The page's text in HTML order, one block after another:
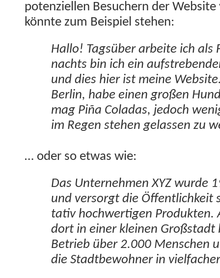
poten­ziellen Besuch­ern der
kön­nte zum Beispiel stehen:
Hal­lo! Tagsüber arbeite ich als
nachts bin ich ein
und dies hier ist meine
Berlin, habe einen großen
mag Piña Coladas, jedoch
im Regen ste­hen gelassen zu
… oder so etwas wie:
Das Unternehmen XYZ wurde
und ver­sorgt die
ta­tiv hochw­er­ti­gen Pro­duk­ten.
dort in ein­er kleinen Großs­tadt
Betrieb über 2.000 Men­schen
die Stadt­be­wohn­er in